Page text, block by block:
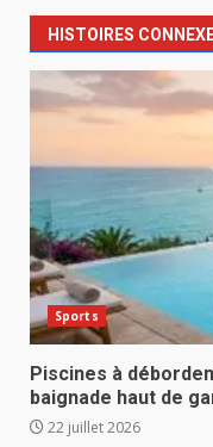
HISTOIRES
Sports
Piscines à
baignade haut de
22 juillet 2026